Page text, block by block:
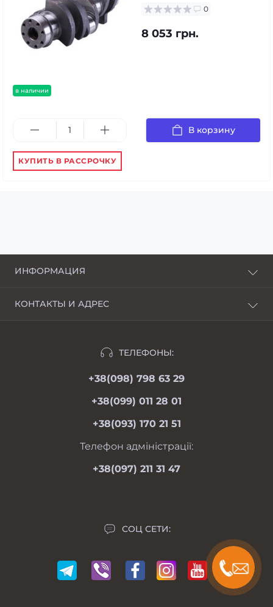
в наличии
0
8 053 грн.
В корзину
КУПИТЬ В РАССРОЧКУ
ИНФОРМАЦИЯ
Связаться с нами
КОНТАКТЫ И АДРЕС
ТЕЛЕФОНЫ:
+38(098) 798 63 29
+38(099) 011 28 01
+38(093) 170 21 51
Телефон адміністрації:
+38(097) 211 31 47
СОЦ СЕТИ: